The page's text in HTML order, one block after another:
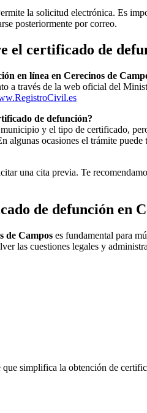
la solicitud electrónica. Es
posteriormente por correo.
el certificado de
en línea en Cerecinos de
a través de la web oficial del
de defunción?
y el tipo de certificado,
algunas ocasiones el trámite
una cita previa. Te
de defunción en
de Campos es fundamental para
las cuestiones legales y
que simplifica la obtención de